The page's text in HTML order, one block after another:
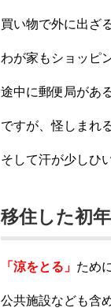
買い物で外に出ざ
わが家もショッピ
途中に郵便局があ
ですが、怪しまれ
そして汗が少しひ
移住した初
「涼をとる」 ため
公共施設なども含